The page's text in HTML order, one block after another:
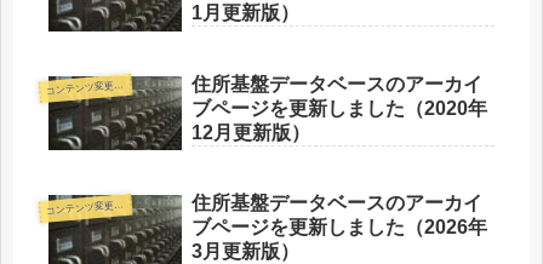
1月更新版）
コ
ンテンツ変更情報
住所基盤データベースのアーカイ
ブページを更新しました（2020年
12月更新版）
コ
ンテンツ変更情報
住所基盤データベースのアーカイ
ブページを更新しました（2026年
3月更新版）